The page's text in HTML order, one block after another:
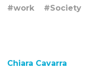
#work #Society
Chiara Cavarra